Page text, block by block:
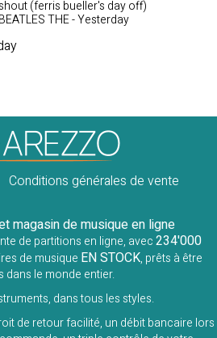
(ferris bueller's day off)
THE - Yesterday
Conditions générales de vente
magasin de musique en ligne
de partitions en ligne, avec234'000
de musique EN STOCK, prêts à être
dans le monde entier.
dans tous les styles.
de retour facilité, un débit bancaire lors